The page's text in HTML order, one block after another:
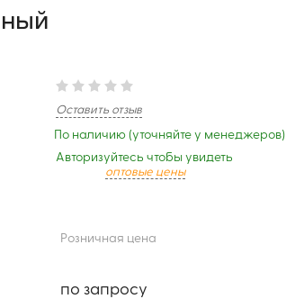
Оставить отзыв
По наличию (уточняйте у менеджеров)
Авторизуйтесь чтобы увидеть
оптовые цены
Розничная цена
по запросу